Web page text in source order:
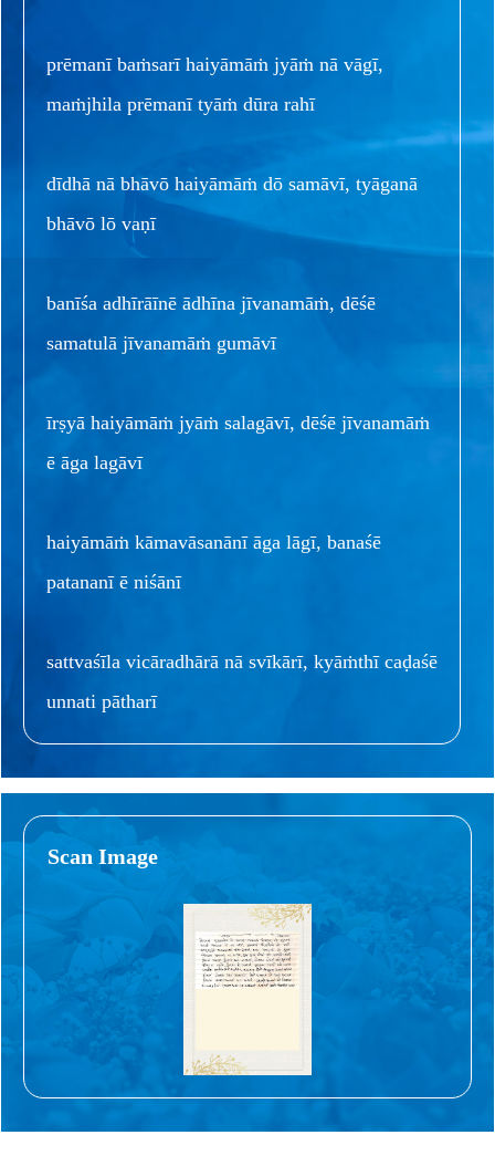
prēmanī baṁsarī haiyāmāṁ jyāṁ nā vāgī,
maṁjhila prēmanī tyāṁ dūra rahī
dīdhā nā bhāvō haiyāmāṁ dō samāvī, tyāganā
bhāvō lō vaṇī
banīśa adhīrāīnē ādhīna jīvanamāṁ, dēśē
samatulā jīvanamāṁ gumāvī
īrṣyā haiyāmāṁ jyāṁ salagāvī, dēśē jīvanamāṁ
ē āga lagāvī
haiyāmāṁ kāmavāsanānī āga lāgī, banaśē
patananī ē niśānī
sattvaśīla vicāradhārā nā svīkārī, kyāṁthī caḍaśē
unnati pātharī
Scan Image